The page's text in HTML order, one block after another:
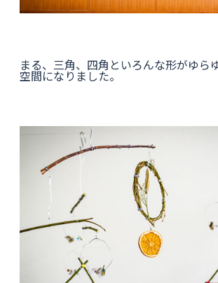
まる、三角、四角といろんな形がゆら
空間になりました。